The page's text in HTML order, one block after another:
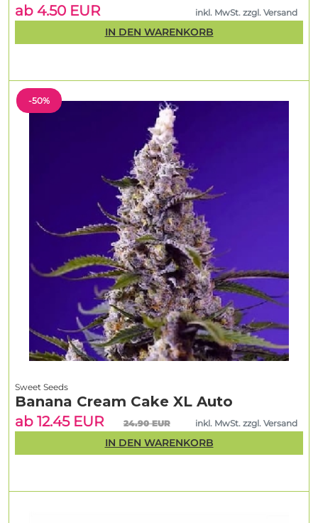
-50%
Sweet Seeds
Banana Cream Cake XL Auto
ab 12.45 EUR
24.90 EUR inkl. MwSt. zzgl. Versand
IN DEN WARENKORB
ab 4.50 EUR
inkl. MwSt. zzgl. Versand
IN DEN WARENKORB